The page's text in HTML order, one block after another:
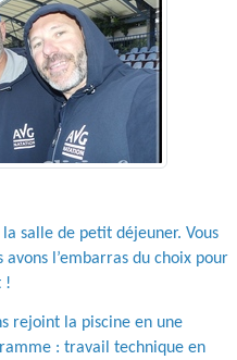
salle de petit déjeuner. Vous
l’embarras du choix pour
!
rejoint la piscine en une
: travail technique en